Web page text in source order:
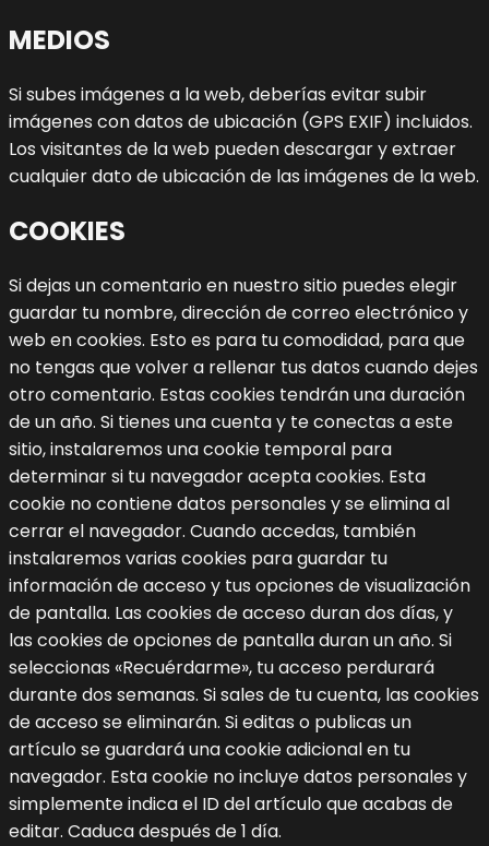
MEDIOS
Si subes imágenes a la web, deberías evitar subir
imágenes con datos de ubicación (GPS EXIF) incluidos.
Los visitantes de la web pueden descargar y extraer
cualquier dato de ubicación de las imágenes de la web.
COOKIES
Si dejas un comentario en nuestro sitio puedes elegir
guardar tu nombre, dirección de correo electrónico y
web en cookies. Esto es para tu comodidad, para que
no tengas que volver a rellenar tus datos cuando dejes
otro comentario. Estas cookies tendrán una duración
de un año. Si tienes una cuenta y te conectas a este
sitio, instalaremos una cookie temporal para
determinar si tu navegador acepta cookies. Esta
cookie no contiene datos personales y se elimina al
cerrar el navegador. Cuando accedas, también
instalaremos varias cookies para guardar tu
información de acceso y tus opciones de visualización
de pantalla. Las cookies de acceso duran dos días, y
las cookies de opciones de pantalla duran un año. Si
seleccionas «Recuérdarme», tu acceso perdurará
durante dos semanas. Si sales de tu cuenta, las cookies
de acceso se eliminarán. Si editas o publicas un
artículo se guardará una cookie adicional en tu
navegador. Esta cookie no incluye datos personales y
simplemente indica el ID del artículo que acabas de
editar. Caduca después de 1 día.